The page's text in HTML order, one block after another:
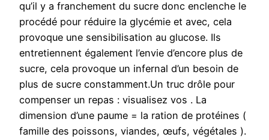
qu’il y a franchement du sucre donc enclenche le
procédé pour réduire la glycémie et avec, cela
provoque une sensibilisation au glucose. Ils
entretiennent également l’envie d’encore plus de
sucre, cela provoque un infernal d’un besoin de
plus de sucre constamment.Un truc drôle pour
compenser un repas : visualisez vos . La
dimension d’une paume = la ration de protéines (
famille des poissons, viandes, œufs, végétales ).